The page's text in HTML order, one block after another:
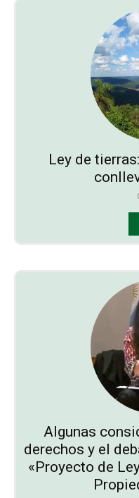
Ley de
Algunas
derechos y el
«Proyecto de